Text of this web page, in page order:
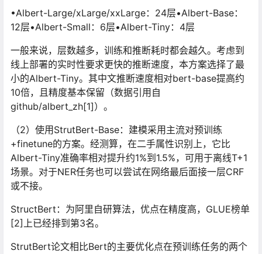
•Albert-Large/xLarge/xxLarge：24层•Albert-Base：
12层•Albert-Small：6层•Albert-Tiny：4层
一般来说，层数越多，训练和推断耗时都会越久。考虑到
线上部署的实时性要求更快的推断速度，本方案选择了最
小的Albert-Tiny。其中文推断速度相对bert-base提高约
10倍，且精度基本保留（数据引用自
github/albert_zh[1]）。
（2）使用StrutBert-Base：建模采用主流对预训练
+finetune的方案。经测算，在二手属性识别上，它比
Albert-Tiny准确率相对提升约1%到1.5%，可用于离线T+1
场景。对于NER任务也可以尝试在网络最后面接一层CRF
或不接。
StructBert：为阿里自研算法，优点在精度高，GLUE榜单
[2]上已经排到第3名。
StrutBert论文相比Bert的主要优化点在预训练任务的两个